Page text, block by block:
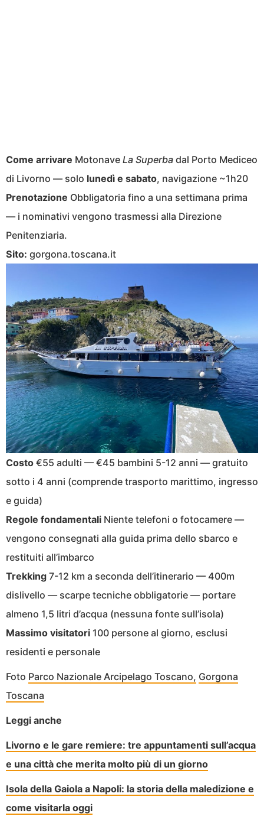
Come arrivare Motonave La Superba dal Porto Mediceo
di Livorno — solo lunedì e sabato, navigazione ~1h20
Prenotazione Obbligatoria fino a una settimana prima
— i nominativi vengono trasmessi alla Direzione
Penitenziaria.
Sito: gorgona.toscana.it
Costo €55 adulti — €45 bambini 5-12 anni — gratuito
sotto i 4 anni (comprende trasporto marittimo, ingresso
e guida)
Regole fondamentali Niente telefoni o fotocamere —
vengono consegnati alla guida prima dello sbarco e
restituiti all’imbarco
Trekking 7-12 km a seconda dell’itinerario — 400m
dislivello — scarpe tecniche obbligatorie — portare
almeno 1,5 litri d’acqua (nessuna fonte sull’isola)
Massimo visitatori 100 persone al giorno, esclusi
residenti e personale
Foto Parco Nazionale Arcipelago Toscano, Gorgona
Toscana
Leggi anche
Livorno e le gare remiere: tre appuntamenti sull’acqua
e una città che merita molto più di un giorno
Isola della Gaiola a Napoli: la storia della maledizione e
come visitarla oggi